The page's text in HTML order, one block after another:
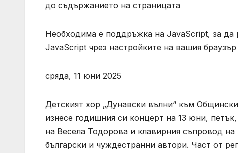
до съдържанието на страницата
Необходима е поддръжка на JavaScript, за да
JavaScript чрез настройките на вашия
сряда, 11 юни 2025
Детският хор „Дунавски вълни“ към
изнесе годишния си концерт на 13 юни,
на Весела Тодорова и клавирния съпровод
български и чуждестранни автори. Част от